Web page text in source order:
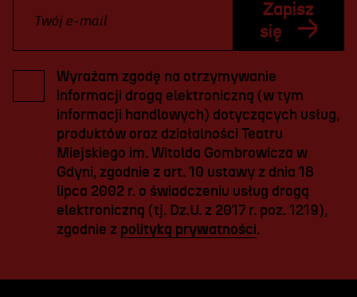
Zapisz
się
Wyrażam zgodę na otrzymywanie
informacji drogą elektroniczną (w tym
informacji handlowych) dotyczących usług,
produktów oraz działalności Teatru
Miejskiego im. Witolda Gombrowicza w
Gdyni, zgodnie z art. 10 ustawy z dnia 18
lipca 2002 r. o świadczeniu usług drogą
elektroniczną (tj. Dz.U. z 2017 r. poz. 1219),
zgodnie z polityką prywatności.